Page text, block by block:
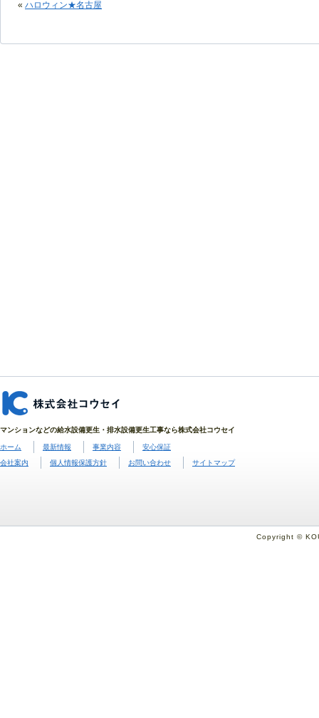
« ハロウィン★名古屋
マンションなどの給水設備更生・排水設備更生工事なら株式会社コウセイ
ホーム 最新情報 事業内容
安心保証
会社案内
個人情報保護方針 お問い合わせ サイトマップ
Copyright ©